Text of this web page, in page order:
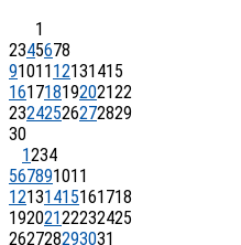
1
2345678
91011 12131415
16171819202122
23242526272829
30
1234
567891011
12131415161718
19202122232425
262728293031